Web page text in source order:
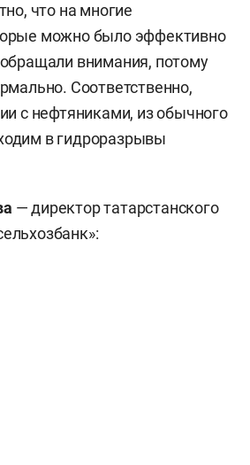
что на многие
можно было эффективно
внимания, потому
Соответственно,
с нефтяниками, из обычного
в гидроразрывы
— директор татарстанского